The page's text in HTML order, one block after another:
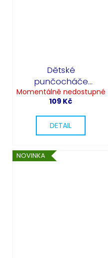
Dětské
punčocháče
zelené
Momentálně nedostupné
109 Kč
DETAIL
NOVINKA